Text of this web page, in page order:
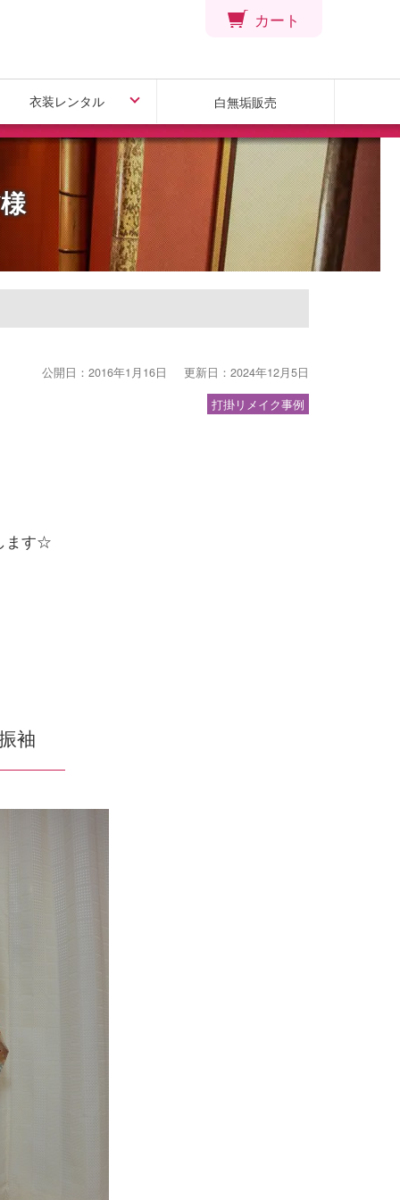
カート
衣装レンタル
引振袖レンタル
色打掛レンタル
白無垢レンタル
色掛下レンタル
白無垢販売
公開日：2016年1月16日 更新日：2024年12月5日
打掛リメイク事例
ます☆
袖